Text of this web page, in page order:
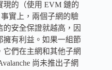
現的（使用 EVM 鏈的
事實上，兩個子網的驗
安全保證就越高，因
擁有利益。如果一組節
們在主網和其他子網
尚未推出子網